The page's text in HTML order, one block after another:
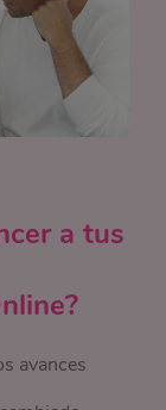
a tus
avances